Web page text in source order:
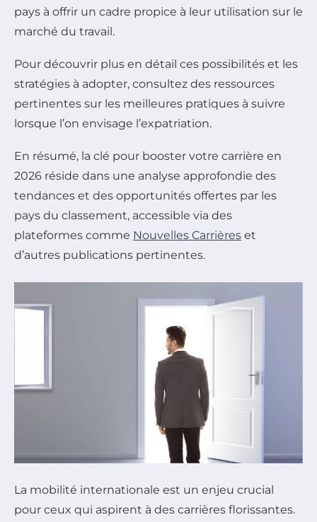
pays à offrir un cadre propice à leur utilisation sur le
marché du travail.
Pour découvrir plus en détail ces possibilités et les
stratégies à adopter, consultez des ressources
pertinentes sur les meilleures pratiques à suivre
lorsque l’on envisage l’expatriation.
En résumé, la clé pour booster votre carrière en
2026 réside dans une analyse approfondie des
tendances et des opportunités offertes par les
pays du classement, accessible via des
plateformes comme Nouvelles Carrières et
d’autres publications pertinentes.
La mobilité internationale est un enjeu crucial
pour ceux qui aspirent à des carrières florissantes.